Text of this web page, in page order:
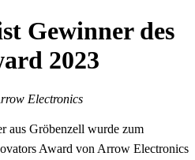
Gewinner des
2023
Electronics
aus Gröbenzell wurde zum
Award von Arrow Electronics